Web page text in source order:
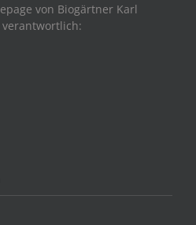
von Biogärtner Karl